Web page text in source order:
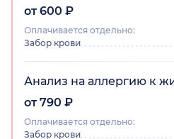
от 600 ₽
Оплачивается отдельно:
Забор крови
Анализ на аллергию к
от 790 ₽
Оплачивается отдельно:
Забор крови